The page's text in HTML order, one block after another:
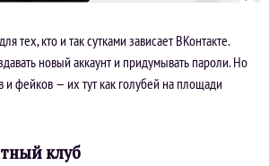
тех, кто и так сутками зависает ВКонтакте.
новый аккаунт и придумывать пароли. Но
и фейков — их тут как голубей на площади
клуб